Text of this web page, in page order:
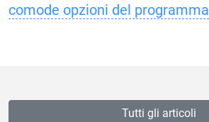
comode opzioni del programma
Tutti gli articoli